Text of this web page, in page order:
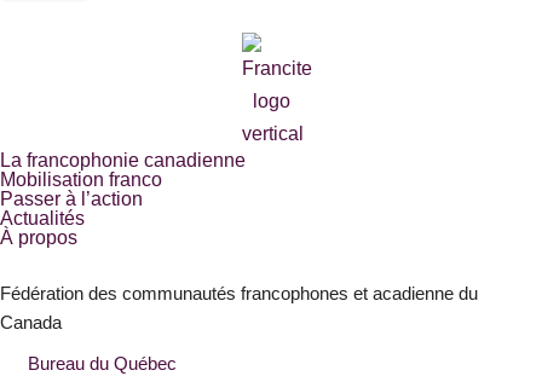
La francophonie canadienne
Mobilisation franco
Passer à l’action
Actualités
À propos
Fédération des communautés francophones et acadienne du
Canada
Bureau du Québec